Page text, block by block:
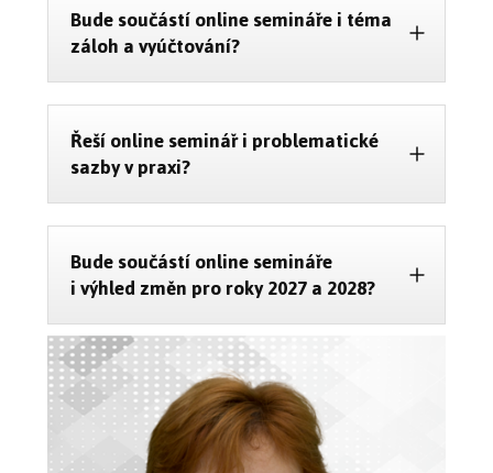
Bude součástí online semináře i téma
záloh a vyúčtování?
Řeší online seminář i problematické
sazby v praxi?
Bude součástí online semináře
i výhled změn pro roky 2027 a 2028?